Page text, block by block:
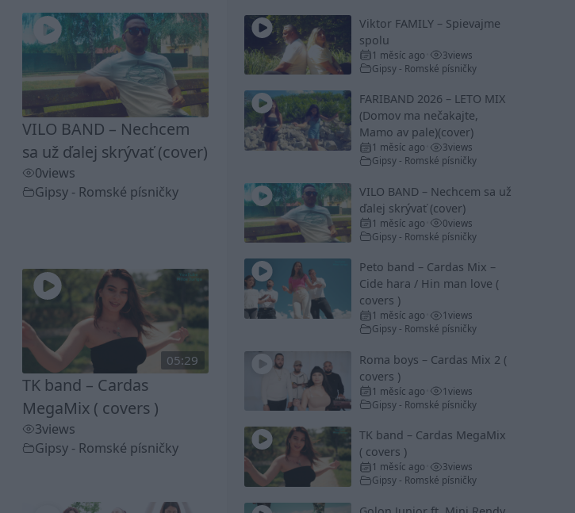
VILO BAND – Nechcem
sa už ďalej skrývať (cover)
0views
Gipsy - Romské písničky
05:29
TK band – Cardas
MegaMix ( covers )
3views
Gipsy - Romské písničky
Viktor FAMILY – Spievajme
spolu
1 měsíc ago 3views
Gipsy - Romské písničky
FARIBAND 2026 – LETO MIX
(Domov ma nečakajte,
Mamo av pale)(cover)
1 měsíc ago 3views
Gipsy - Romské písničky
VILO BAND – Nechcem sa už
ďalej skrývať (cover)
1 měsíc ago 0views
Gipsy - Romské písničky
Peto band – Cardas Mix –
Cide hara / Hin man love (
covers )
1 měsíc ago 1views
Gipsy - Romské písničky
Roma boys – Cardas Mix 2 (
covers )
1 měsíc ago 1views
Gipsy - Romské písničky
TK band – Cardas MegaMix
( covers )
1 měsíc ago 3views
Gipsy - Romské písničky